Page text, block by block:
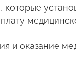
и оказание